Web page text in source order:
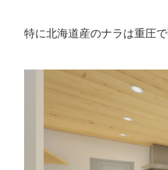
特に北海道産のナラは重圧